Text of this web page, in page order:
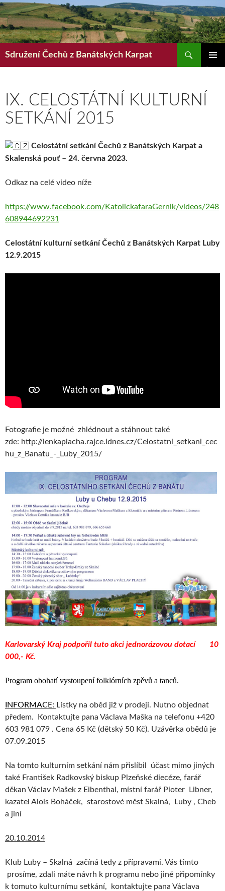
Sdružení Čechů z Banátských Karpat
WEBU
IX. CELOSTÁTNÍ KULTURNÍ
SETKÁNÍ 2015
Celostátní setkání Čechů z Banátských Karpat a
Skalenská pouť– 24. června 2023.
Odkaz na celé video níže
https://www.facebook.com/KatolickafaraGernik/videos/248
608944692231
Celostátní kulturní setkání Čechů z Banátských Karpat Luby
12.9.2015
Fotografie je možné zhlédnout a stáhnout také
zde: http://lenkaplacha.rajce.idnes.cz/Celostatni_setkani_cec
hu_z_Banatu_-_Luby_2015/
Karlovarský Kraj podpořil tuto akci jednorázovou dotací 10
000,- Kč.
Program obohatí vystoupení folklórních zpěvů a tanců.
INFORMACE: Lístky na oběd již v prodeji. Nutno objednat
předem. Kontaktujte pana Václava Maška na telefonu +420
603 981 079 . Cena 65 Kč (dětský 50 Kč). Uzávěrka obědů je
07.09.2015
Na tomto kulturním setkání nám přislíbil účast mimo jiných
také František Radkovský biskup Plzeňské diecéze, farář
děkan Václav Mašek z Eibenthal, místní farář Pioter Libner,
kazatel Alois Boháček, starostové měst Skalná, Luby , Cheb
a jiní
20.10.2014
Klub Luby – Skalná začíná tedy z přípravami. Vás tímto
prosíme, zdali máte návrh k programu nebo jiné připomínky
k tomuto kulturnímu setkání, kontaktujte pana Václava